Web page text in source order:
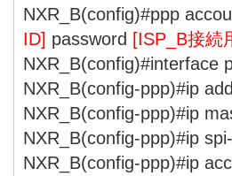
NXR_B(config)#ppp
ID] password [ISP_B接続
NXR_B(config)#interface
NXR_B(config-ppp)#ip
NXR_B(config-ppp)#ip
NXR_B(config-ppp)#ip
NXR_B(config-ppp)#ip